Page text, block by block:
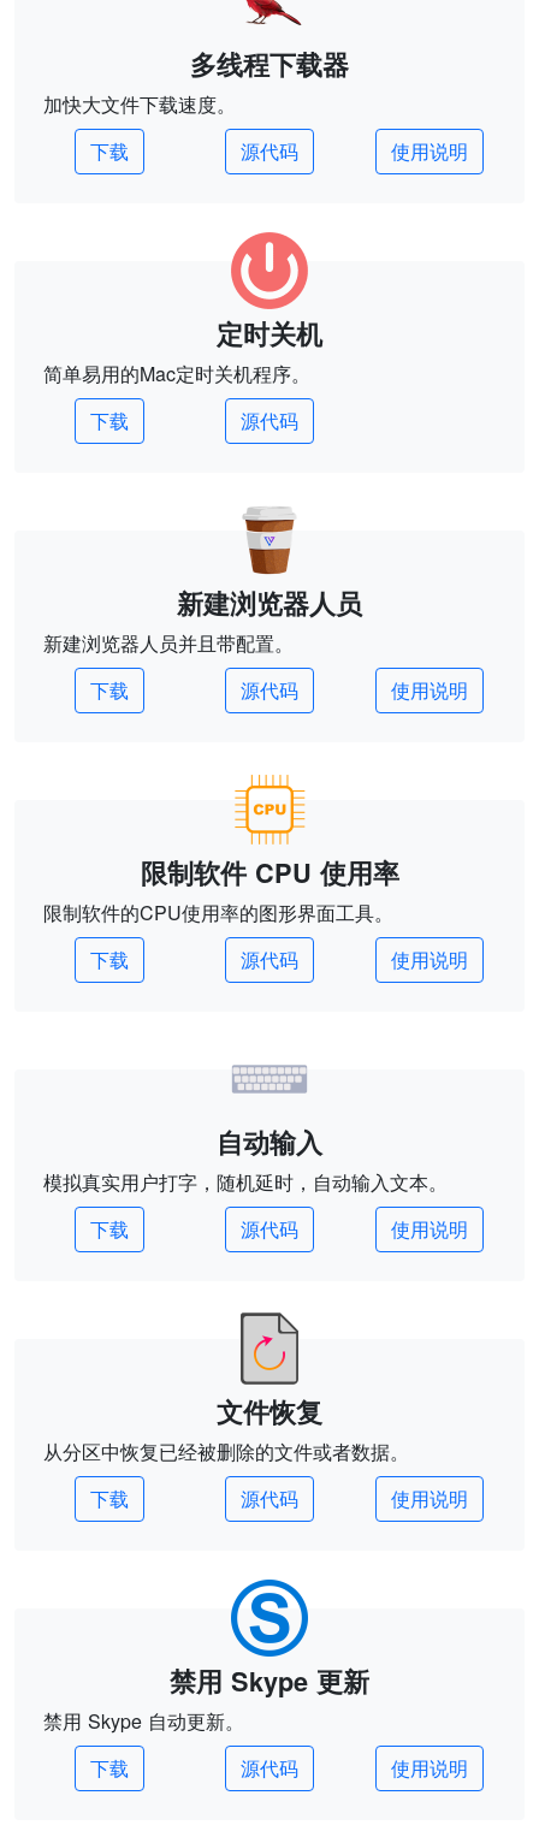
多线程下载器
加快大文件下载速度。
下载
源代码 使用说明
定时关机
简单易用的Mac定时关机程序。
下载
源代码
新建浏览器人员
新建浏览器人员并且带配置。
下载
源代码 使用说明
限制软件 CPU 使用率
限制软件的CPU使用率的图形界面工具。
下载
源代码 使用说明
自动输入
模拟真实用户打字，随机延时，自动输入文本。
下载
源代码 使用说明
文件恢复
从分区中恢复已经被删除的文件或者数据。
下载
源代码 使用说明
禁用 Skype 更新
禁用 Skype 自动更新。
下载
源代码 使用说明